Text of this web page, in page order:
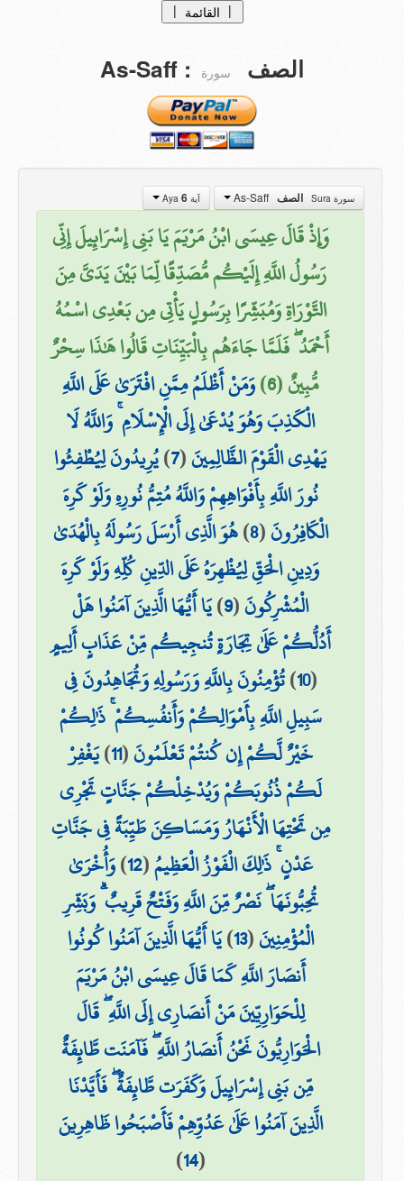
| |
اتصل بنا
تبرعات
الصف سورة :
As-Saff
سورة Sura الصف As-Saff آية Aya6
وَإِذْ قَالَ عِيسَى ابْنُ مَرْيَمَ يَا بَنِي إِسْرَائِيلَ إِنِّي
رَسُولُ اللَّهِ إِلَيْكُم مُّصَدِّقًا لِّمَا بَيْنَ يَدَيَّ مِنَ
التَّوْرَاةِ وَمُبَشِّرًا بِرَسُولٍ يَأْتِي مِن بَعْدِي اسْمُهُ
أَحْمَدُ ۖ فَلَمَّا جَاءَهُم بِالْبَيِّنَاتِ قَالُوا هَٰذَا سِحْرٌ
مُّبِينٌ (6) وَمَنْ أَظْلَمُ مِمَّنِ افْتَرَىٰ عَلَى اللَّهِ
الْكَذِبَ وَهُوَ يُدْعَىٰ إِلَى الْإِسْلَامِ ۚ وَاللَّهُ لَا
يَهْدِي الْقَوْمَ الظَّالِمِينَ(
7
)يُرِيدُونَ لِيُطْفِئُوا
نُورَ اللَّهِ بِأَفْوَاهِهِمْ وَاللَّهُ مُتِمُّ نُورِهِ وَلَوْ كَرِهَ
الْكَافِرُونَ(
8
)هُوَ الَّذِي أَرْسَلَ رَسُولَهُ بِالْهُدَىٰ
وَدِينِ الْحَقِّ لِيُظْهِرَهُ عَلَى الدِّينِ كُلِّهِ وَلَوْ كَرِهَ
الْمُشْرِكُونَ(
9
)يَا أَيُّهَا الَّذِينَ آمَنُوا هَلْ
أَدُلُّكُمْ عَلَىٰ تِجَارَةٍ تُنجِيكُم مِّنْ عَذَابٍ أَلِيمٍ
(
10
)تُؤْمِنُونَ بِاللَّهِ وَرَسُولِهِ وَتُجَاهِدُونَ فِي
سَبِيلِ اللَّهِ بِأَمْوَالِكُمْ وَأَنفُسِكُمْ ۚ ذَٰلِكُمْ
خَيْرٌ لَّكُمْ إِن كُنتُمْ تَعْلَمُونَ(
11
)يَغْفِرْ
لَكُمْ ذُنُوبَكُمْ وَيُدْخِلْكُمْ جَنَّاتٍ تَجْرِي
مِن تَحْتِهَا الْأَنْهَارُ وَمَسَاكِنَ طَيِّبَةً فِي جَنَّاتِ
عَدْنٍ ۚ ذَٰلِكَ الْفَوْزُ الْعَظِيمُ(
12
)وَأُخْرَىٰ
تُحِبُّونَهَا ۖ نَصْرٌ مِّنَ اللَّهِ وَفَتْحٌ قَرِيبٌ ۗ وَبَشِّرِ
الْمُؤْمِنِينَ(
13
)يَا أَيُّهَا الَّذِينَ آمَنُوا كُونُوا
أَنصَارَ اللَّهِ كَمَا قَالَ عِيسَى ابْنُ مَرْيَمَ
لِلْحَوَارِيِّينَ مَنْ أَنصَارِي إِلَى اللَّهِ ۖ قَالَ
الْحَوَارِيُّونَ نَحْنُ أَنصَارُ اللَّهِ ۖ فَآمَنَت طَّائِفَةٌ
مِّن بَنِي إِسْرَائِيلَ وَكَفَرَت طَّائِفَةٌ ۖ فَأَيَّدْنَا
الَّذِينَ آمَنُوا عَلَىٰ عَدُوِّهِمْ فَأَصْبَحُوا ظَاهِرِينَ
(
14
)